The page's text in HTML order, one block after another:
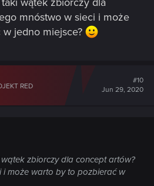
mnóstwo w sieci i może
jedno miejsce?
RED
#10
Jun 29, 2020
zbiorczy dla concept artów?
i może warto by to pozbierać w